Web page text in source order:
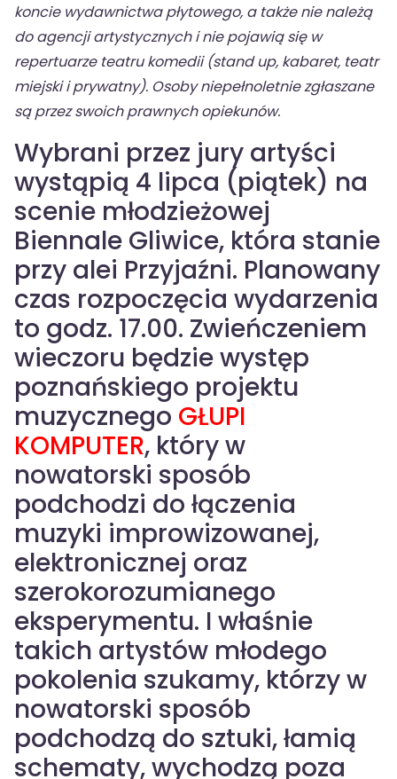
koncie wydawnictwa płytowego, a także nie należą
do agencji artystycznych i nie pojawią się w
repertuarze teatru komedii (stand up, kabaret, teatr
miejski i prywatny). Osoby niepełnoletnie zgłaszane
są przez swoich prawnych opiekunów.
Wybrani przez jury artyści
wystąpią 4 lipca (piątek) na
scenie młodzieżowej
Biennale Gliwice, która stanie
przy alei Przyjaźni. Planowany
czas rozpoczęcia wydarzenia
to godz. 17.00. Zwieńczeniem
wieczoru będzie występ
poznańskiego projektu
muzycznego GŁUPI
KOMPUTER, który w
nowatorski sposób
podchodzi do łączenia
muzyki improwizowanej,
elektronicznej oraz
szerokorozumianego
eksperymentu. I właśnie
takich artystów młodego
pokolenia szukamy, którzy w
nowatorski sposób
podchodzą do sztuki, łamią
schematy, wychodzą poza